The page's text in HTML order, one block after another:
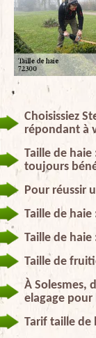
Choisissiez
répondant à
Taille de
toujours
Pour réussir
Taille de haie
Taille de
Taille de
À Solesmes,
elagage
Tarif taille de